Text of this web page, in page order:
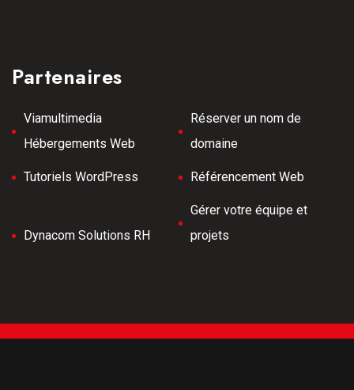
Partenaires
Viamultimedia
Hébergements Web
Réserver un nom de
domaine
Tutoriels WordPress Référencement Web
Dynacom Solutions RH
Gérer votre équipe et
projets